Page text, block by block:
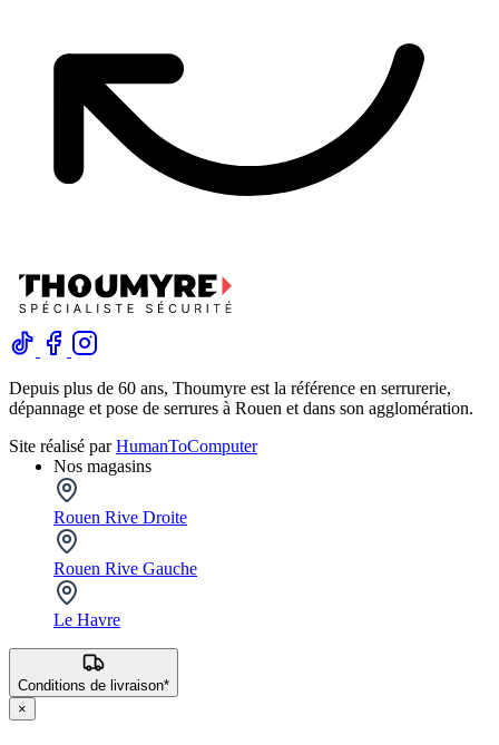
Depuis plus de 60 ans, Thoumyre est la référence en serrurerie,
dépannage et pose de serrures à Rouen et dans son agglomération.
Site réalisé parHumanToComputer
Nos magasins
Rouen Rive Droite
Rouen Rive Gauche
Le Havre
Conditions de livraison*
×